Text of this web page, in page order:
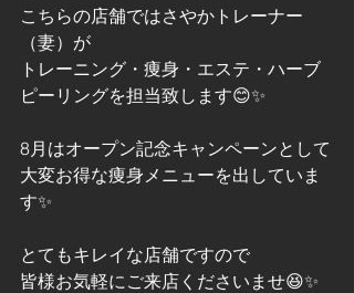
こちらの店舗ではさやかトレーナー
（妻）が
トレーニング・痩身・エステ・ハーブ
ピーリングを担当致します😊✨
8月はオープン記念キャンペーンとして
大変お得な痩身メニューを出していま
す✨
とてもキレイな店舗ですので
皆様お気軽にご来店くださいませ😆✨